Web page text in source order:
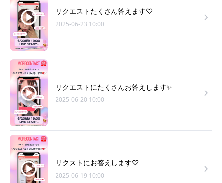
リクエストたくさん答えます♡
2025-06-23 10:00
リクエストにたくさんお答えします✨
2025-06-20 10:00
リクストにお答えします♡
2025-06-19 10:00